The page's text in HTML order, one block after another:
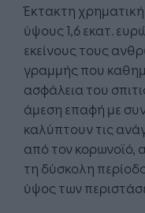
Έκτακτη
ύψους 1,6 εκατ.
εκείνους τους
γραμμής που
ασφάλεια του
άμεση επαφή με
καλύπτουν τις
από τον κορωνοϊό,
τη δύσκολη
ύψος των